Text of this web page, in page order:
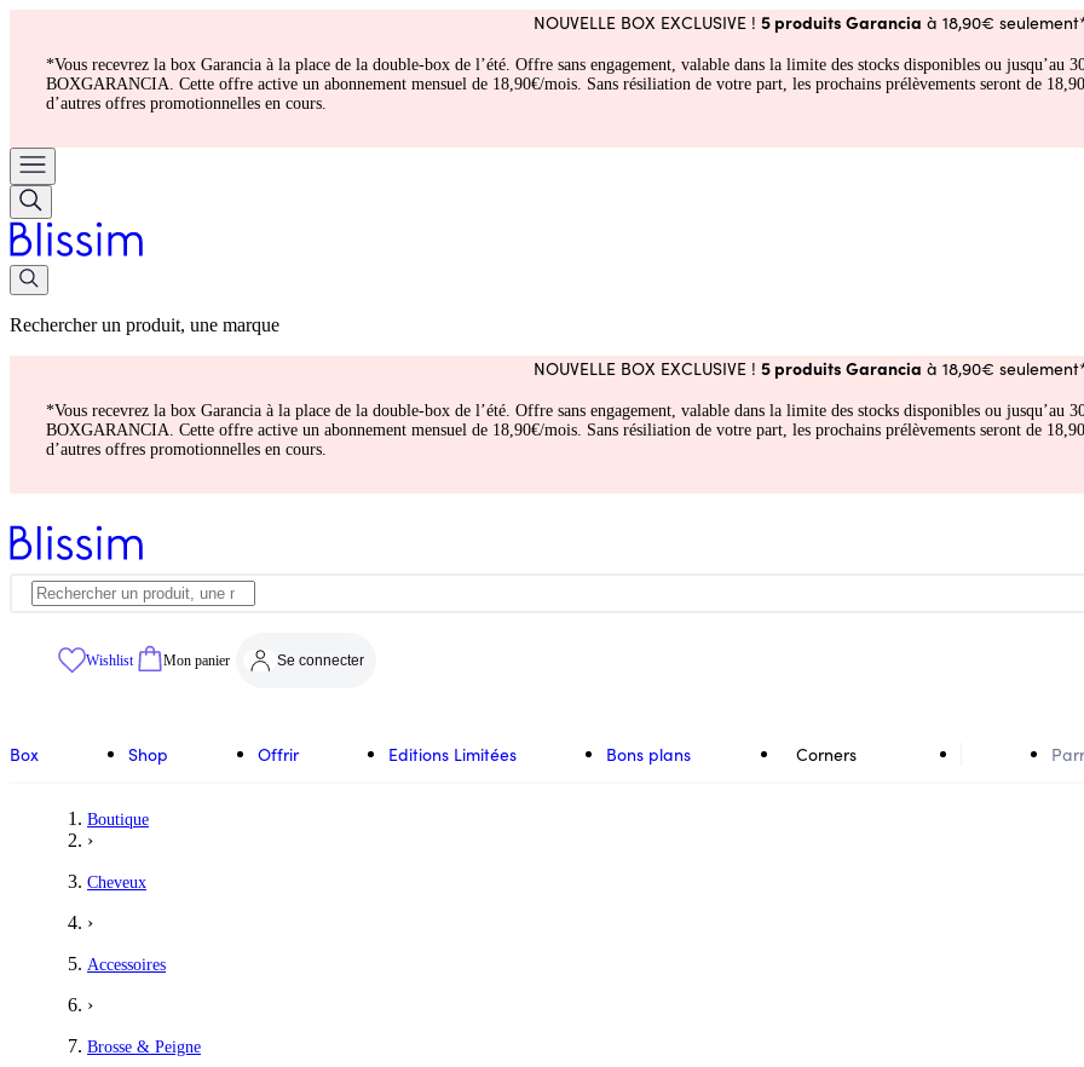
NOUVELLE BOX EXCLUSIVE ! 5 produits Garancia à 18,90€
*Vous recevrez la box Garancia à la place de la double-box de l’été. Offre sans engagement, valable dans la limite des stocks disponibles ou jusqu’au
BOXGARANCIA. Cette offre active un abonnement mensuel de 18,90€/mois. Sans résiliation de votre part, les prochains prélèvements seront de
d’autres offres promotionnelles en cours.
Rechercher un produit, une marque
NOUVELLE BOX EXCLUSIVE ! 5 produits Garancia à 18,90€
*Vous recevrez la box Garancia à la place de la double-box de l’été. Offre sans engagement, valable dans la limite des stocks disponibles ou jusqu’au
BOXGARANCIA. Cette offre active un abonnement mensuel de 18,90€/mois. Sans résiliation de votre part, les prochains prélèvements seront de
d’autres offres promotionnelles en cours.
Wishlist Mon panier Se connecter
Box Shop Offrir Editions Limitées Bons plans Corners
Boutique
›
Cheveux
›
Accessoires
›
Brosse & Peigne